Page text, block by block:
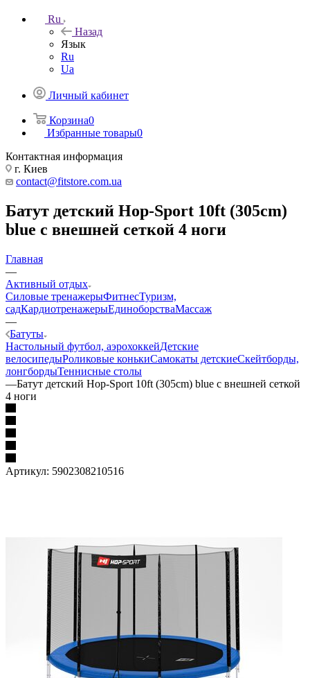
Ru
Назад
Язык
Ru
Ua
Личный кабинет
Корзина0
Избранные товары0
Контактная информация
г. Киев
contact@fitstore.com.ua
Батут детский Hop-Sport 10ft (305cm)
blue с внешней сеткой 4 ноги
Главная
—
Активный отдых
Силовые тренажерыФитнесТуризм,
садКардиотренажерыЕдиноборстваМассаж
—
Батуты
Настольный футбол, аэрохоккейДетские
велосипедыРоликовые конькиСамокаты детскиеСкейтборды,
лонгбордыТеннисные столы
—Батут детский Hop-Sport 10ft (305cm) blue с внешней сеткой
4 ноги
Артикул: 5902308210516